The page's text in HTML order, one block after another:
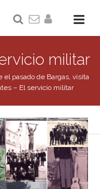
militar
el pasado de Bargas, visita
– El servicio militar